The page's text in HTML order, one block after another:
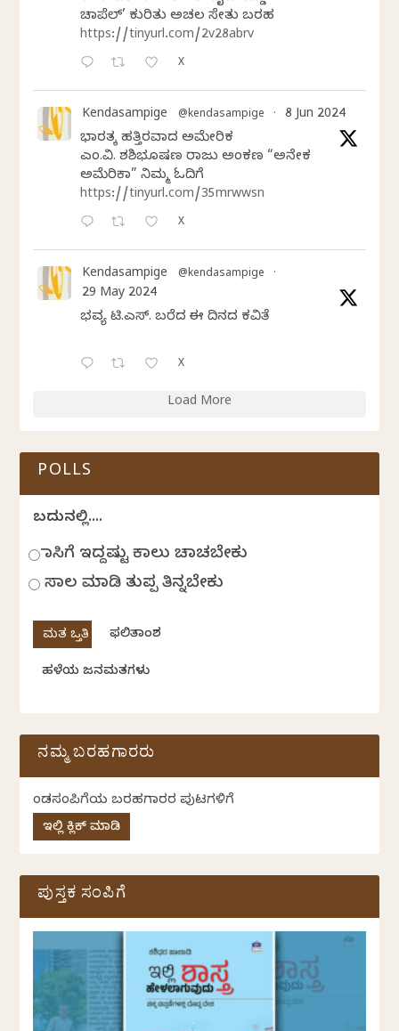
ಚಾಪೆಲ್’ ಕುರಿತು ಅಚಲ ಸೇತು ಬರಹ
https://tinyurl.com/2v28abrv
X
Kendasampige @kendasampige · 8 Jun 2024
ಭಾರತಕ್ಕೆ ಹತ್ತಿರವಾದ ಅಮೇರಿಕ
ಎಂ.ವಿ. ಶಶಿಭೂಷಣ ರಾಜು ಅಂಕಣ “ಅನೇಕ
ಅಮೆರಿಕಾ” ನಿಮ್ಮ ಓದಿಗೆ
https://tinyurl.com/35mrwwsn
X
Kendasampige @kendasampige ·
29 May 2024
ಭವ್ಯ ಟಿ.ಎಸ್. ಬರೆದ ಈ ದಿನದ ಕವಿತೆ
X
Load More
POLLS
ಬದುಕಿನಲ್ಲಿ....
ಹಾಸಿಗೆ ಇದ್ದಷ್ಟು ಕಾಲು ಚಾಚಬೇಕು
ಸಾಲ ಮಾಡಿ ತುಪ್ಪ ತಿನ್ನಬೇಕು
ಫಲಿತಾಂಶ
ಹಳೆಯ ಜನಮತಗಳು
ನಮ್ಮ ಬರಹಗಾರರು
ಕೆಂಡಸಂಪಿಗೆಯ ಬರಹಗಾರರ ಪುಟಗಳಿಗೆ
ಇಲ್ಲಿ ಕ್ಲಿಕ್ ಮಾಡಿ
ಪುಸ್ತಕ ಸಂಪಿಗೆ